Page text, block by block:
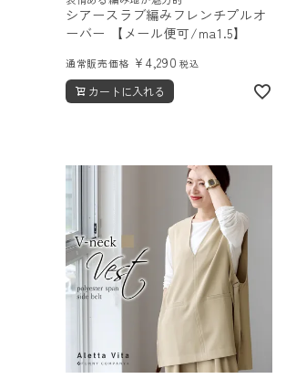
シアースラブ編みフレンチプルオ
ーバー 【メール便可/ma1.5】
通常販売価格 ¥ 4,290 税込
カートに入れる